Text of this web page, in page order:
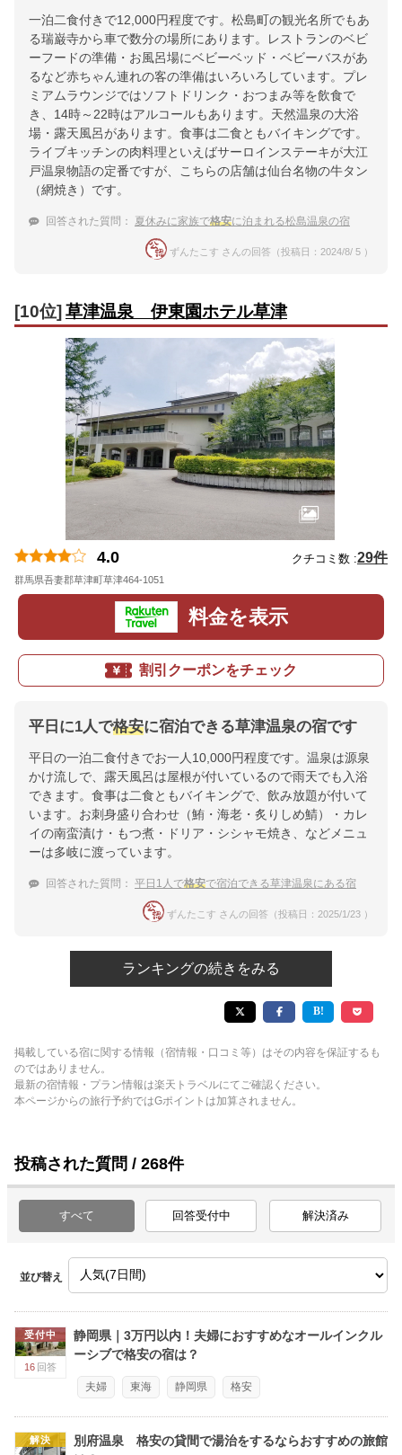
一泊二食付きで12,000円程度です。松島町の観光名所でもあ
る瑞巌寺から車で数分の場所にあります。レストランのベビ
ーフードの準備・お風呂場にベビーベッド・ベビーバスがあ
るなど赤ちゃん連れの客の準備はいろいろしています。プレ
ミアムラウンジではソフトドリンク・おつまみ等を飲食で
き、14時～22時はアルコールもあります。天然温泉の大浴
場・露天風呂があります。食事は二食ともバイキングです。
ライブキッチンの肉料理といえばサーロインステーキが大江
戸温泉物語の定番ですが、こちらの店舗は仙台名物の牛タン
（網焼き）です。
回答された質問： 夏休みに家族で格安に泊まれる松島温泉の宿
ずんたこす さんの回答（投稿日：2024/8/ 5 ）
[10位]草津温泉 伊東園ホテル草津
4.0 クチコミ数 :29件
群馬県吾妻郡草津町草津464-1051
料金を表示
割引クーポンをチェック
平日に1人で格安に宿泊できる草津温泉の宿です
平日の一泊二食付きでお一人10,000円程度です。温泉は源泉
かけ流しで、露天風呂は屋根が付いているので雨天でも入浴
できます。食事は二食ともバイキングで、飲み放題が付いて
います。お刺身盛り合わせ（鮪・海老・炙りしめ鯖）・カレ
イの南蛮漬け・もつ煮・ドリア・シシャモ焼き、などメニュ
ーは多岐に渡っています。
回答された質問： 平日1人で格安で宿泊できる草津温泉にある宿
ずんたこす さんの回答（投稿日：2025/1/23 ）
ランキングの続きをみる
掲載している宿に関する情報（宿情報・口コミ等）はその内容を保証するも
のではありません。
最新の宿情報・プラン情報は楽天トラベルにてご確認ください。
本ページからの旅行予約ではGポイントは加算されません。
投稿された質問 / 268件
すべて 回答受付中 解決済み
並び替え
受付中
16 回答
静岡県｜3万円以内！夫婦におすすめなオールインクル
ーシブで格安の宿は？
夫婦 東海 静岡県 格安
解決
別府温泉 格安の貸間で湯治をするならおすすめの旅館